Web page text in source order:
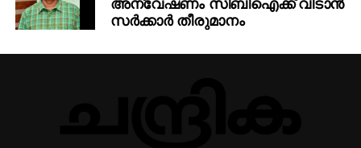
സര്‍ക്കാര്‍ തീരുമാനം